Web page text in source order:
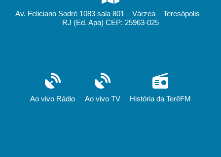
Av. Feliciano Sodré 1083 sala 801 – Várzea – Teresópolis –
RJ (Ed. Apa) CEP: 25963-025
Ao vivo Rádio Ao vivo TV História da TerêFM